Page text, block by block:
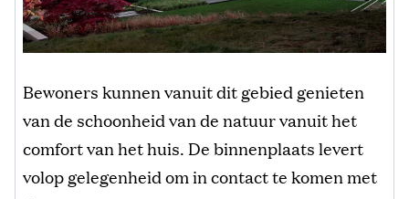
Bewoners kunnen vanuit dit gebied genieten
van de schoonheid van de natuur vanuit het
comfort van het huis. De binnenplaats levert
volop gelegenheid om in contact te komen met